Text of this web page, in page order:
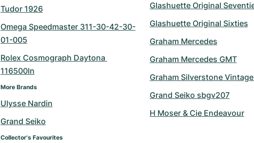
Tudor 1926
Omega Speedmaster 311-30-42-30-
01-005
Rolex Cosmograph Daytona
116500ln
More Brands
Ulysse Nardin
Grand Seiko
Collector's Favourites
Glashuette Original
Glashuette Original Sixties
Graham Mercedes
Graham Mercedes GMT
Graham Silverstone
Grand Seiko sbgv207
H Moser & Cie Endeavour